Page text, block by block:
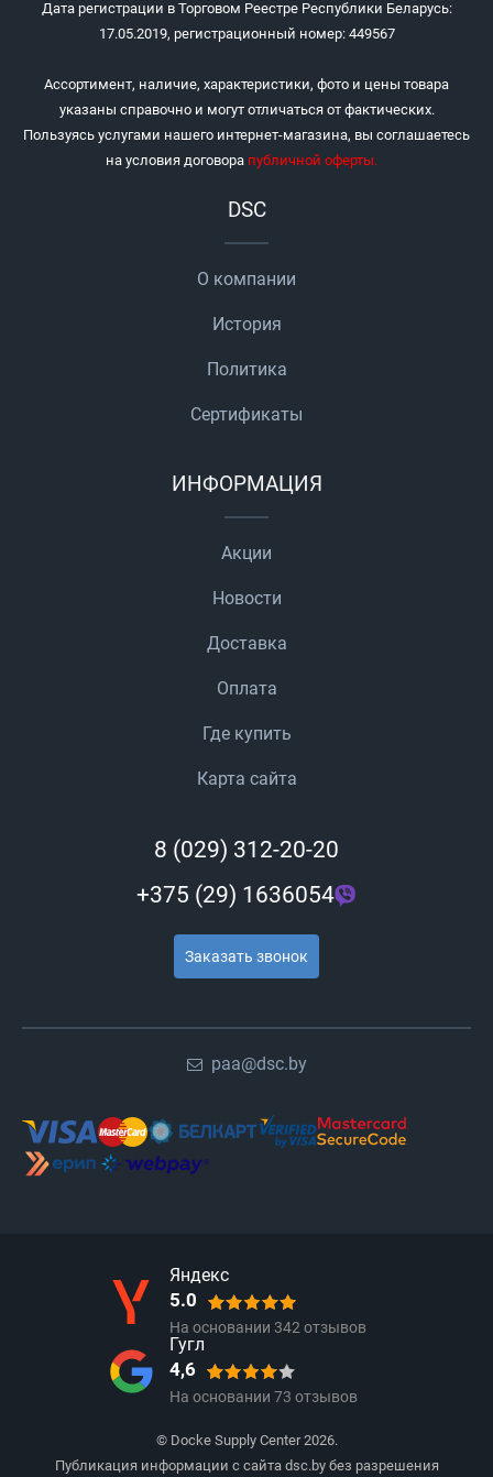
Дата регистрации в Торговом Реестре Республики Беларусь:
17.05.2019, регистрационный номер: 449567
Ассортимент, наличие, характеристики, фото и цены товара
указаны справочно и могут отличаться от фактических.
Пользуясь услугами нашего интернет-магазина, вы соглашаетесь
на условия договора публичной оферты.
DSC
О компании
История
Политика
Сертификаты
ИНФОРМАЦИЯ
Акции
Новости
Доставка
Оплата
Где купить
Карта сайта
8 (029) 312-20-20
+375 (29) 1636054
Заказать звонок
paa@dsc.by
Яндекс
5.0
На основании 342отзывов
Гугл
4,6
На основании 73 отзывов
© Docke Supply Center 2026.
Публикация информации с сайта dsc.by без разрешения